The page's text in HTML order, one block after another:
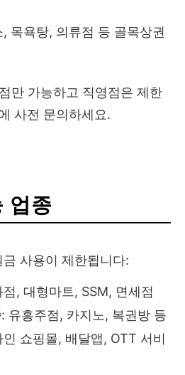
, 목욕탕, 의류점 등 골목상권
만 가능하고 직영점은 제한
사전 문의하세요.
업종
사용이 제한됩니다:
점, 대형마트, SSM, 면세점
: 유흥주점, 카지노, 복권방 등
인 쇼핑몰, 배달앱, OTT 서비